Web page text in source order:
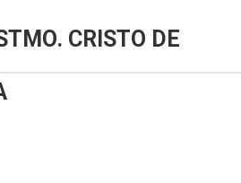
CRISTO DE